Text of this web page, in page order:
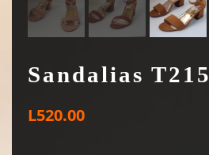
Sandalias T215
L520.00